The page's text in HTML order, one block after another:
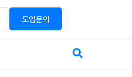
도입문의